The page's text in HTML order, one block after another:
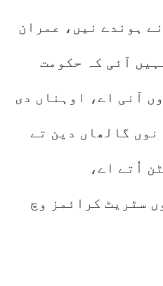
ہوندے نیں، عمران
آئی کہ حکومت
آنی اے، اوہناں دی
گالھاں دین تے
اُتے اے،
سٹریٹ کرائمز وچ